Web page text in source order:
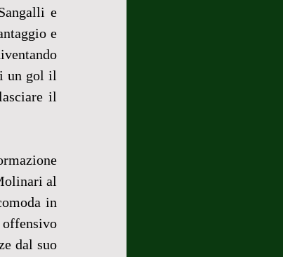
e
e
un gol il
il
al
in
dal suo